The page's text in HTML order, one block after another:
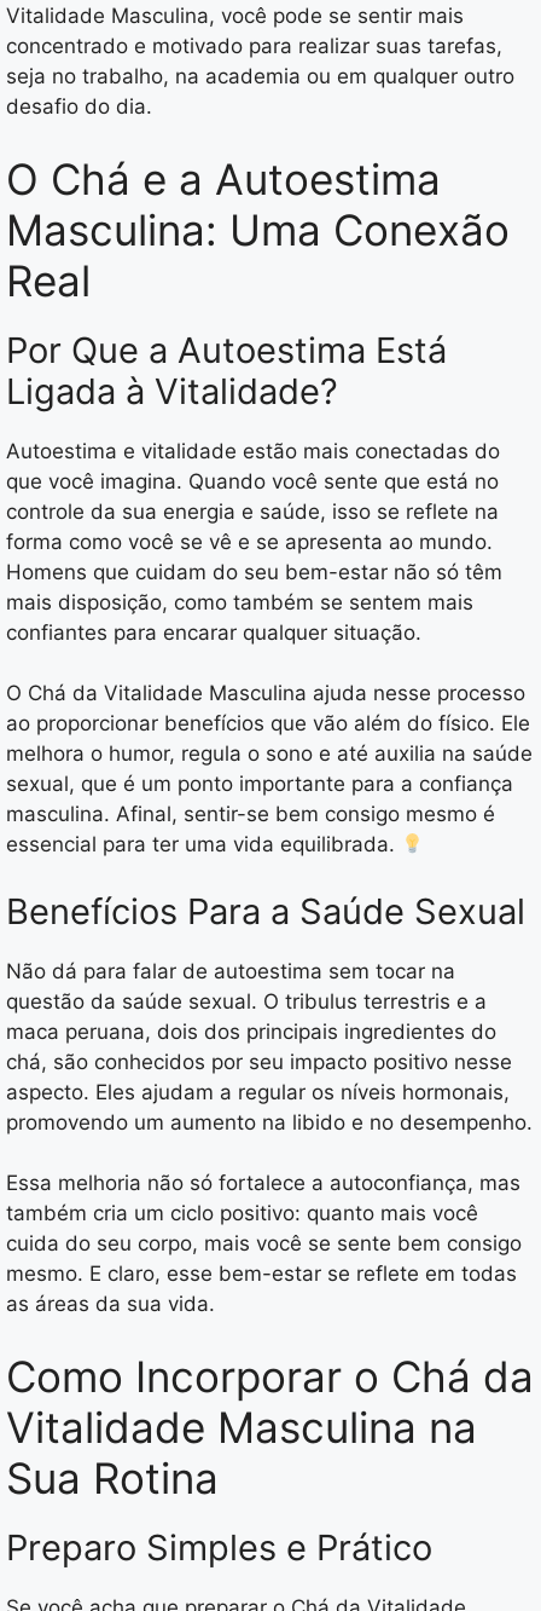
Vitalidade Masculina, você pode se sentir mais
concentrado e motivado para realizar suas tarefas,
seja no trabalho, na academia ou em qualquer outro
desafio do dia.
O Chá e a Autoestima
Masculina: Uma Conexão
Real
Por Que a Autoestima Está
Ligada à Vitalidade?
Autoestima e vitalidade estão mais conectadas do
que você imagina. Quando você sente que está no
controle da sua energia e saúde, isso se reflete na
forma como você se vê e se apresenta ao mundo.
Homens que cuidam do seu bem-estar não só têm
mais disposição, como também se sentem mais
confiantes para encarar qualquer situação.
O Chá da Vitalidade Masculina ajuda nesse processo
ao proporcionar benefícios que vão além do físico. Ele
melhora o humor, regula o sono e até auxilia na saúde
sexual, que é um ponto importante para a confiança
masculina. Afinal, sentir-se bem consigo mesmo é
essencial para ter uma vida equilibrada.
Benefícios Para a Saúde Sexual
Não dá para falar de autoestima sem tocar na
questão da saúde sexual. O tribulus terrestris e a
maca peruana, dois dos principais ingredientes do
chá, são conhecidos por seu impacto positivo nesse
aspecto. Eles ajudam a regular os níveis hormonais,
promovendo um aumento na libido e no desempenho.
Essa melhoria não só fortalece a autoconfiança, mas
também cria um ciclo positivo: quanto mais você
cuida do seu corpo, mais você se sente bem consigo
mesmo. E claro, esse bem-estar se reflete em todas
as áreas da sua vida.
Como Incorporar o Chá da
Vitalidade Masculina na
Sua Rotina
Preparo Simples e Prático